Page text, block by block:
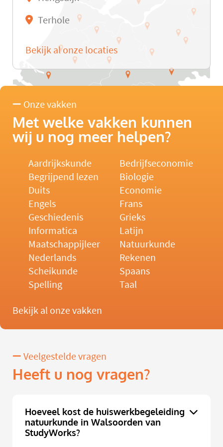
Terhole
Bekijk al onze locaties
Onze vakken
Met welke vakken kunnen
wij u nog meer helpen?
Aardrijkskunde
Bedrijfseconomie
Begrijpend lezen
Biologie
Duits
Economie
Engels
Frans
Geschiedenis
Grieks
Informatica
Latijn
Maatschappijleer
Natuurkunde
Nederlands
Rekenen
Scheikunde
Spaans
Spelling
Taal
Bekijk al onze vakken
Veelgestelde vragen
Heeft u nog vragen?
Hoeveel kost de huiswerkbegeleiding
natuurkunde in Walsoorden van
StudyWorks?